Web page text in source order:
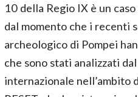
10 della Regio IX è un
dal momento che i recenti
archeologico di Pompei
che sono stati analizzati
internazionale nell’ambito